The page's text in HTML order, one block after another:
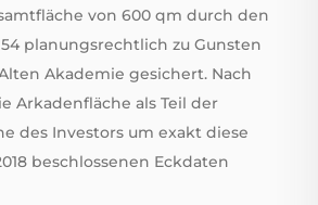
von 600 qm durch den
planungsrechtlich zu Gunsten
Akademie gesichert. Nach
Arkadenfläche als Teil der
des Investors um exakt diese
beschlossenen Eckdaten